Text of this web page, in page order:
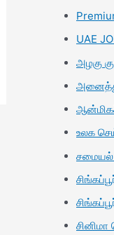
UAE
அழகு
உலக
சமையல்